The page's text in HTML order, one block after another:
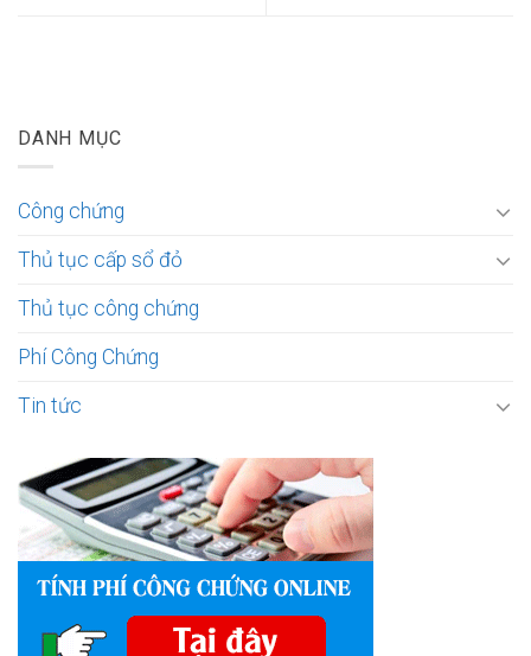
DANH MỤC
Công chứng
Thủ tục cấp sổ đỏ
Thủ tục công chứng
Phí Công Chứng
Tin tức